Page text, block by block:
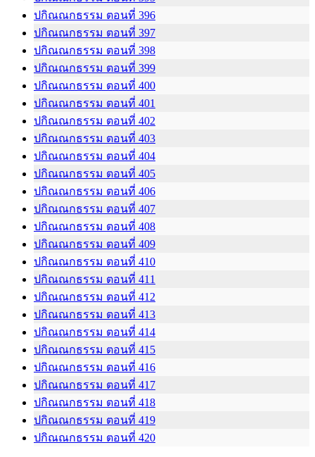
ปกิณณกธรรม ตอนที่ 396
ปกิณณกธรรม ตอนที่ 397
ปกิณณกธรรม ตอนที่ 398
ปกิณณกธรรม ตอนที่ 399
ปกิณณกธรรม ตอนที่ 400
ปกิณณกธรรม ตอนที่ 401
ปกิณณกธรรม ตอนที่ 402
ปกิณณกธรรม ตอนที่ 403
ปกิณณกธรรม ตอนที่ 404
ปกิณณกธรรม ตอนที่ 405
ปกิณณกธรรม ตอนที่ 406
ปกิณณกธรรม ตอนที่ 407
ปกิณณกธรรม ตอนที่ 408
ปกิณณกธรรม ตอนที่ 409
ปกิณณกธรรม ตอนที่ 410
ปกิณณกธรรม ตอนที่ 411
ปกิณณกธรรม ตอนที่ 412
ปกิณณกธรรม ตอนที่ 413
ปกิณณกธรรม ตอนที่ 414
ปกิณณกธรรม ตอนที่ 415
ปกิณณกธรรม ตอนที่ 416
ปกิณณกธรรม ตอนที่ 417
ปกิณณกธรรม ตอนที่ 418
ปกิณณกธรรม ตอนที่ 419
ปกิณณกธรรม ตอนที่ 420